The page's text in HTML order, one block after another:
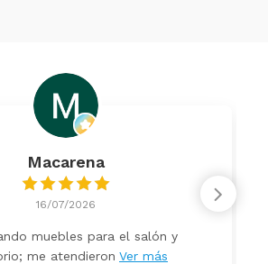
Macarena
16/07/2026
muebles para el salón y
me atendieron Ver más